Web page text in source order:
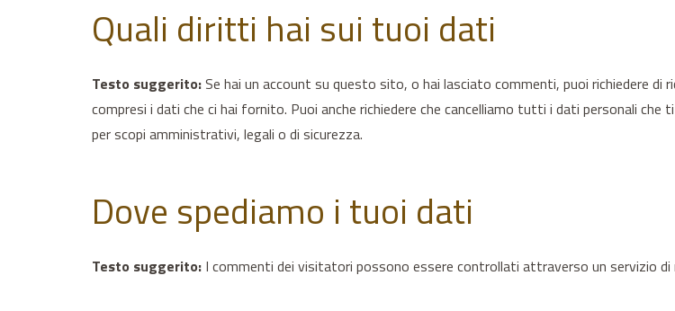
Quali diritti hai sui tuoi dati
Testo suggerito:Se hai un account su questo sito, o hai lasciato commenti, puoi richiedere
compresi i dati che ci hai fornito. Puoi anche richiedere che cancelliamo tutti i dati personali
per scopi amministrativi, legali o di sicurezza.
Dove spediamo i tuoi dati
Testo suggerito: I commenti dei visitatori possono essere controllati attraverso un servizio di